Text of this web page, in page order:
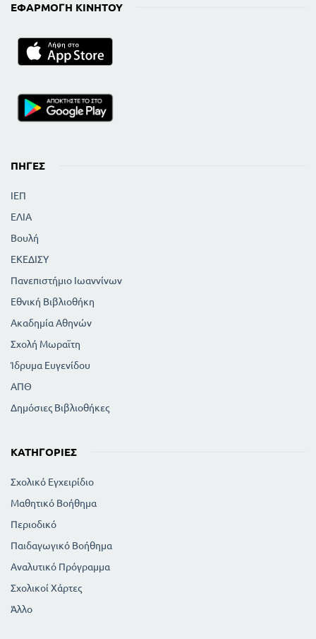
ΕΦΑΡΜΟΓΉ ΚΙΝΗΤΟΎ
ΠΗΓΈΣ
ΙΕΠ
ΕΛΙΑ
Βουλή
ΕΚΕΔΙΣΥ
Πανεπιστήμιο Ιωαννίνων
Εθνική Βιβλιοθήκη
Ακαδημία Αθηνών
Σχολή Μωραϊτη
Ίδρυμα Ευγενίδου
ΑΠΘ
Δημόσιες Βιβλιοθήκες
ΚΑΤΗΓΟΡΊΕΣ
Σχολικό Εγχειρίδιο
Μαθητικό Βοήθημα
Περιοδικό
Παιδαγωγικό Βοήθημα
Αναλυτικό Πρόγραμμα
Σχολικοί Χάρτες
Άλλο